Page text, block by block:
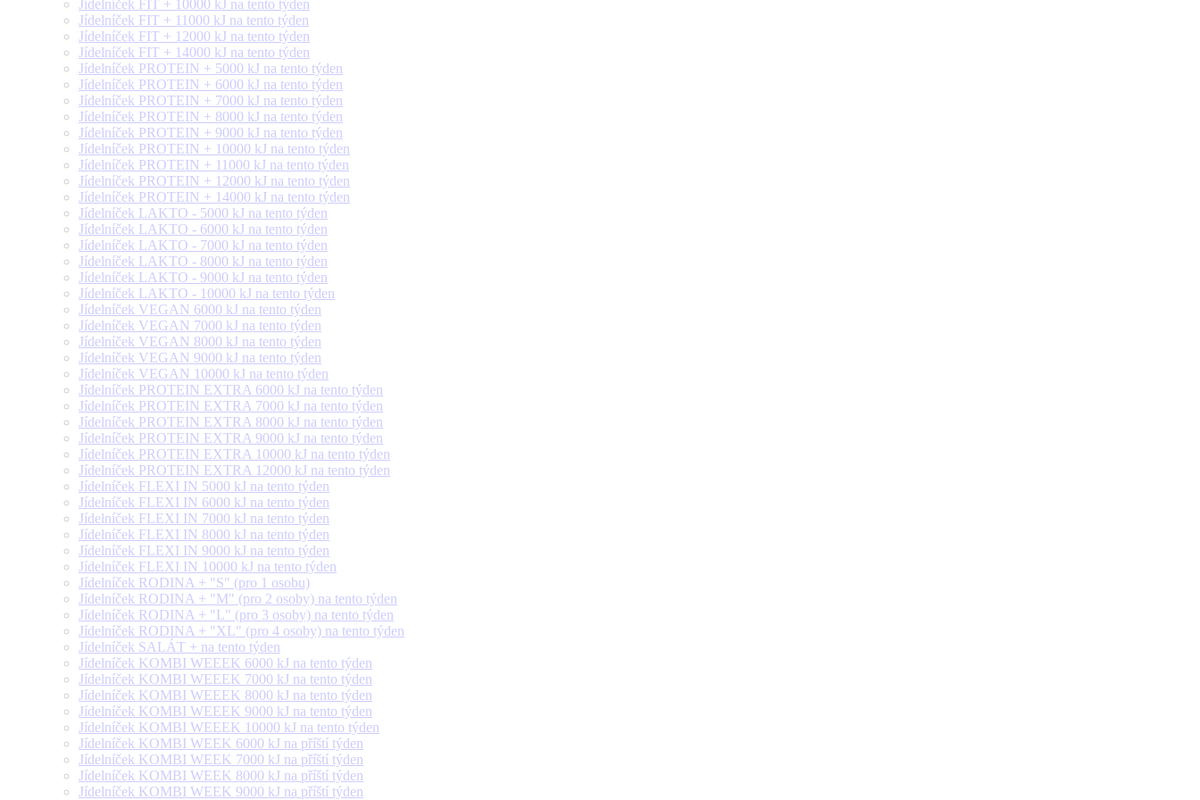
Jídelníček FIT + 10000 kJ na tento týden
Jídelníček FIT + 11000 kJ na tento týden
Jídelníček FIT + 12000 kJ na tento týden
Jídelníček FIT + 14000 kJ na tento týden
Jídelníček PROTEIN + 5000 kJ na tento týden
Jídelníček PROTEIN + 6000 kJ na tento týden
Jídelníček PROTEIN + 7000 kJ na tento týden
Jídelníček PROTEIN + 8000 kJ na tento týden
Jídelníček PROTEIN + 9000 kJ na tento týden
Jídelníček PROTEIN + 10000 kJ na tento týden
Jídelníček PROTEIN + 11000 kJ na tento týden
Jídelníček PROTEIN + 12000 kJ na tento týden
Jídelníček PROTEIN + 14000 kJ na tento týden
Jídelníček LAKTO - 5000 kJ na tento týden
Jídelníček LAKTO - 6000 kJ na tento týden
Jídelníček LAKTO - 7000 kJ na tento týden
Jídelníček LAKTO - 8000 kJ na tento týden
Jídelníček LAKTO - 9000 kJ na tento týden
Jídelníček LAKTO - 10000 kJ na tento týden
Jídelníček VEGAN 6000 kJ na tento týden
Jídelníček VEGAN 7000 kJ na tento týden
Jídelníček VEGAN 8000 kJ na tento týden
Jídelníček VEGAN 9000 kJ na tento týden
Jídelníček VEGAN 10000 kJ na tento týden
Jídelníček PROTEIN EXTRA 6000 kJ na tento týden
Jídelníček PROTEIN EXTRA 7000 kJ na tento týden
Jídelníček PROTEIN EXTRA 8000 kJ na tento týden
Jídelníček PROTEIN EXTRA 9000 kJ na tento týden
Jídelníček PROTEIN EXTRA 10000 kJ na tento týden
Jídelníček PROTEIN EXTRA 12000 kJ na tento týden
Jídelníček FLEXI IN 5000 kJ na tento týden
Jídelníček FLEXI IN 6000 kJ na tento týden
Jídelníček FLEXI IN 7000 kJ na tento týden
Jídelníček FLEXI IN 8000 kJ na tento týden
Jídelníček FLEXI IN 9000 kJ na tento týden
Jídelníček FLEXI IN 10000 kJ na tento týden
Jídelníček RODINA + "S" (pro 1 osobu)
Jídelníček RODINA + "M" (pro 2 osoby) na tento týden
Jídelníček RODINA + "L" (pro 3 osoby) na tento týden
Jídelníček RODINA + "XL" (pro 4 osoby) na tento týden
Jídelníček SALÁT + na tento týden
Jídelníček KOMBI WEEEK 6000 kJ na tento týden
Jídelníček KOMBI WEEEK 7000 kJ na tento týden
Jídelníček KOMBI WEEEK 8000 kJ na tento týden
Jídelníček KOMBI WEEEK 9000 kJ na tento týden
Jídelníček KOMBI WEEEK 10000 kJ na tento týden
Jídelníček KOMBI WEEK 6000 kJ na příští týden
Jídelníček KOMBI WEEK 7000 kJ na příští týden
Jídelníček KOMBI WEEK 8000 kJ na příští týden
Jídelníček KOMBI WEEK 9000 kJ na příští týden